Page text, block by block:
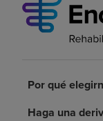
Por qué debe
Servicios de
Pacientes y
Por qué
Haga una